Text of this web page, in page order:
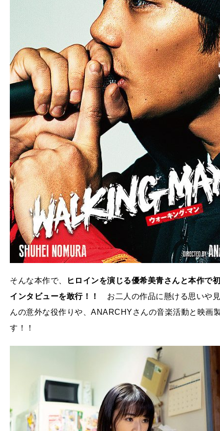
そんな本作で、
ヒロインを演じる優希美青さんと本作で
インタビューを敢行！！
お二人の作品に懸ける思いや
んの意外な役作りや、ANARCHYさんの音楽活動と映画
す！！